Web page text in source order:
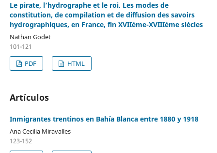
Le pirate, l’hydrographe et le roi. Les modes de
constitution, de compilation et de diffusion des savoirs
hydrographiques, en France, fin XVIIème-XVIIIème siècles
Nathan Godet
101-121
PDF
HTML
Artículos
Inmigrantes trentinos en Bahía Blanca entre 1880 y 1918
Ana Cecilia Miravalles
123-152